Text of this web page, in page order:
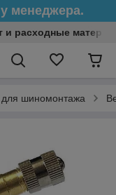
менеджера.
и расходные
шиномонтажа